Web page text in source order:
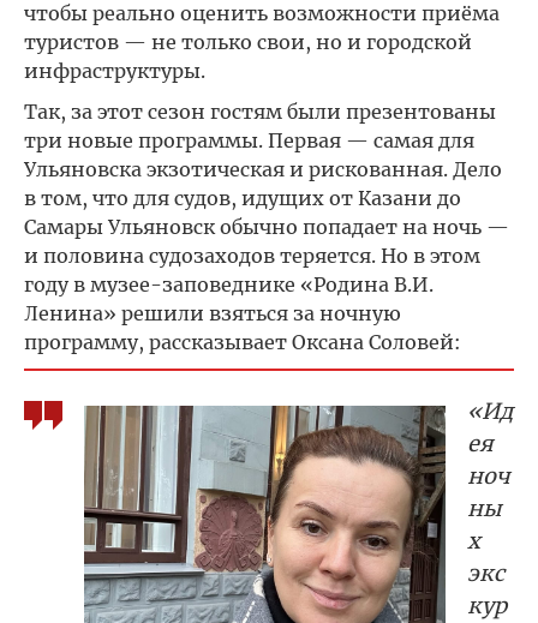
чтобы реально оценить возможности приёма
туристов — не только свои, но и городской
инфраструктуры.
Так, за этот сезон гостям были презентованы
три новые программы. Первая — самая для
Ульяновска экзотическая и рискованная. Дело
в том, что для судов, идущих от Казани до
Самары Ульяновск обычно попадает на ночь —
и половина судозаходов теряется. Но в этом
году в музее-заповеднике «Родина В.И.
Ленина» решили взяться за ночную
программу, рассказывает Оксана Соловей:
«Ид
ея
ноч
ны
х
экс
кур